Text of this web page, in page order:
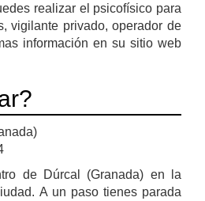
realizar el psicofísico para
vigilante privado, operador de
información en su sitio web
de Dúrcal (Granada) en la
A un paso tienes parada